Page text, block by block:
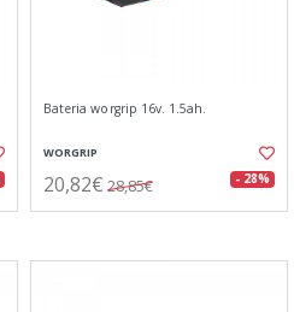
Bateria worgrip 16v. 1.5ah.
WORGRIP
20,82€ 28,85€ - 28%